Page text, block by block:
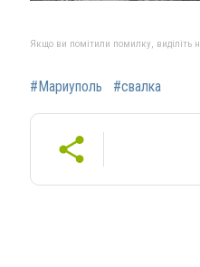
Якщо ви помітили помилку, виділіть
#Мариуполь #свалка